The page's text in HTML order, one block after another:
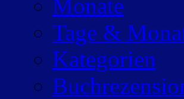
Monate
Tage &
Kategorien